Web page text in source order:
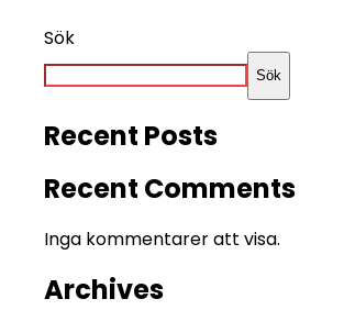
Sök
Sök
Recent Posts
Recent Comments
Inga kommentarer att visa.
Archives